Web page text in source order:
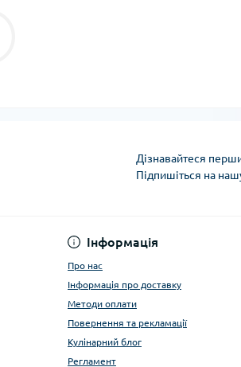
Дізнавайтеся
Підпишіться на
Інформація
Про нас
Інформація про доставку
Методи оплати
Повернення та рекламації
Кулінарний блог
Регламент